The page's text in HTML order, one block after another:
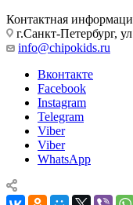
Контактная
г.Санкт-Петербург,
info@chipokids.ru
Вконтакте
Facebook
Instagram
Telegram
Viber
Viber
WhatsApp